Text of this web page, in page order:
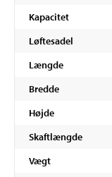
Kapacitet
Løftesadel
Længde
Bredde
Højde
Skaftlængde
Vægt